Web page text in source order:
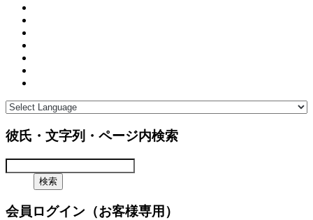
彼氏・文字列・ページ内検索
会員ログイン（お客様専用）